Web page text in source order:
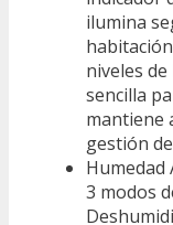
ilumina
niveles
sencilla
mantiene
gestión
Humedad
3 modos